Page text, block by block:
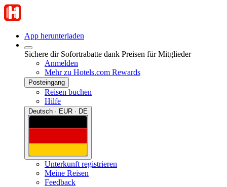
App herunterladen
Sichere dir Sofortrabatte dank Preisen für Mitglieder
Anmelden
Mehr zu Hotels.com Rewards
Posteingang
Reisen buchen
Hilfe
Deutsch · EUR · DE
Unterkunft registrieren
Meine Reisen
Feedback